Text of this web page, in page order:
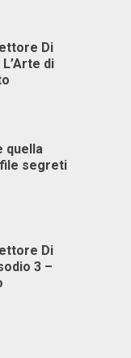
Di
di
quella
segreti
Di
3 –